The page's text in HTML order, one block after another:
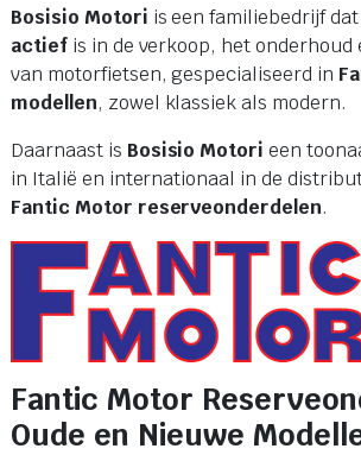
Bosisio Motori is een familiebedrijf
actiefis in de verkoop, het onderhoud
van motorfietsen, gespecialiseerd in
modellen, zowel klassiek als modern.
Daarnaast is Bosisio Motori een
in Italië en internationaal in de
Fantic Motor reserveonderdelen.
Fantic Motor
Oude en Nieuwe